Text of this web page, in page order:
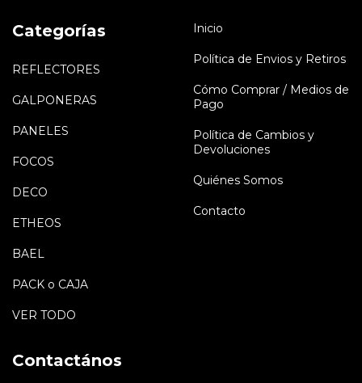
Categorías
REFLECTORES
GALPONERAS
PANELES
FOCOS
DECO
ETHEOS
BAEL
PACK o CAJA
VER TODO
Inicio
Política de Envios y Retiros
Cómo Comprar / Medios de
Pago
Política de Cambios y
Devoluciones
Quiénes Somos
Contacto
Contactános